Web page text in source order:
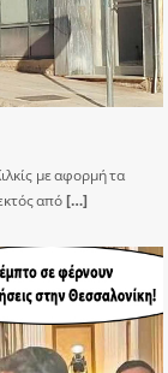
με αφορμή τα
από[…]